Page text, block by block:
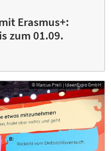
Erasmus+:
zum 01.09.
© Marcus Prell | IdeenExpo GmbH